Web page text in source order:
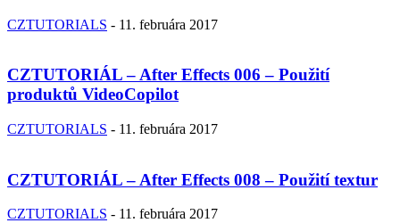
CZTUTORIALS - 11. februára 2017
CZTUTORIÁL – After Effects 006 – Použití
produktů VideoCopilot
CZTUTORIALS - 11. februára 2017
CZTUTORIÁL – After Effects 008 – Použití textur
CZTUTORIALS - 11. februára 2017